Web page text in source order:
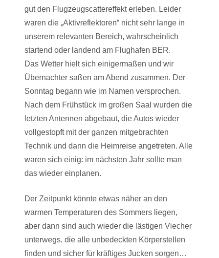
gut den Flugzeugscattereffekt erleben. Leider
waren die „Aktivreflektoren“ nicht sehr lange in
unserem relevanten Bereich, wahrscheinlich
startend oder landend am Flughafen BER.
Das Wetter hielt sich einigermaßen und wir
Übernachter saßen am Abend zusammen. Der
Sonntag begann wie im Namen versprochen.
Nach dem Frühstück im großen Saal wurden die
letzten Antennen abgebaut, die Autos wieder
vollgestopft mit der ganzen mitgebrachten
Technik und dann die Heimreise angetreten. Alle
waren sich einig: im nächsten Jahr sollte man
das wieder einplanen.
Der Zeitpunkt könnte etwas näher an den
warmen Temperaturen des Sommers liegen,
aber dann sind auch wieder die lästigen Viecher
unterwegs, die alle unbedeckten Körperstellen
finden und sicher für kräftiges Jucken sorgen…